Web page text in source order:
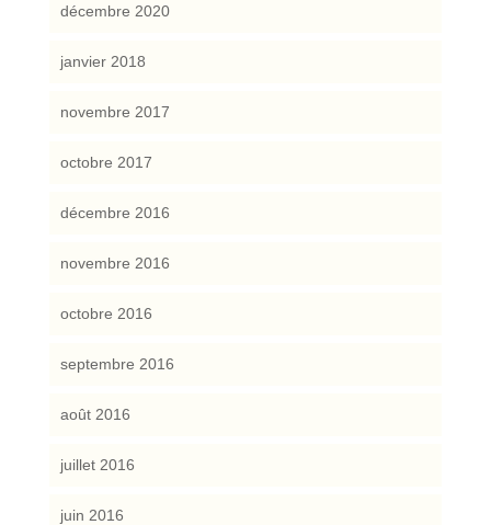
décembre 2020
janvier 2018
novembre 2017
octobre 2017
décembre 2016
novembre 2016
octobre 2016
septembre 2016
août 2016
juillet 2016
juin 2016